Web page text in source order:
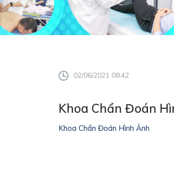
02/06/2021 08:42
Khoa Chẩn Đoán
Khoa Chẩn Đoán Hình Ảnh